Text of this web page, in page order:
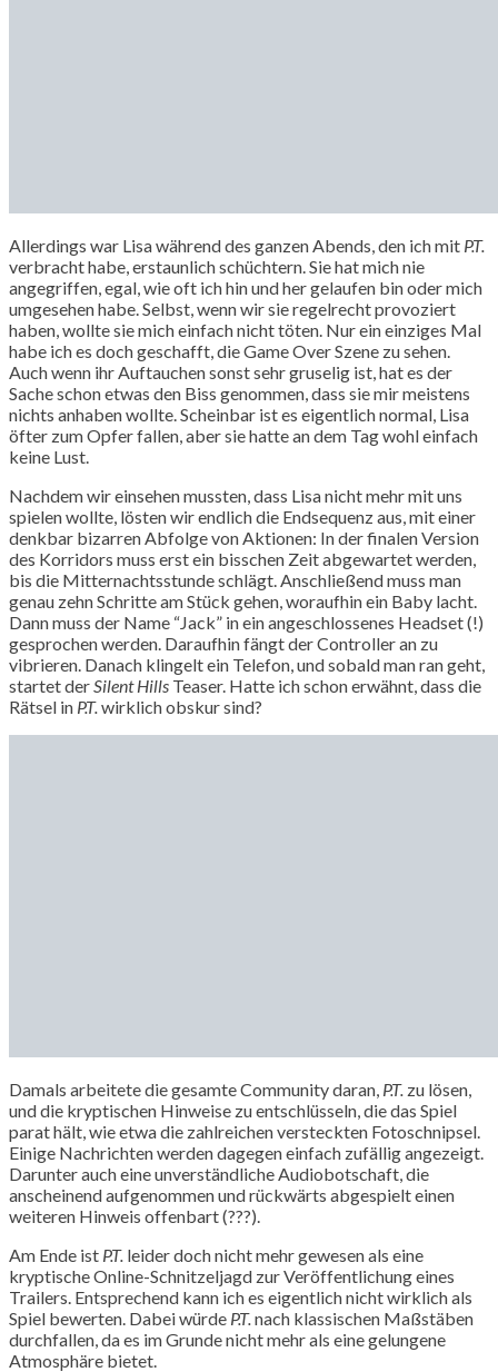
Allerdings war Lisa während des ganzen Abends, den ich mit P.T.
verbracht habe, erstaunlich schüchtern. Sie hat mich nie
angegriffen, egal, wie oft ich hin und her gelaufen bin oder mich
umgesehen habe. Selbst, wenn wir sie regelrecht provoziert
haben, wollte sie mich einfach nicht töten. Nur ein einziges Mal
habe ich es doch geschafft, die Game Over Szene zu sehen.
Auch wenn ihr Auftauchen sonst sehr gruselig ist, hat es der
Sache schon etwas den Biss genommen, dass sie mir meistens
nichts anhaben wollte. Scheinbar ist es eigentlich normal, Lisa
öfter zum Opfer fallen, aber sie hatte an dem Tag wohl einfach
keine Lust.
Nachdem wir einsehen mussten, dass Lisa nicht mehr mit uns
spielen wollte, lösten wir endlich die Endsequenz aus, mit einer
denkbar bizarren Abfolge von Aktionen: In der finalen Version
des Korridors muss erst ein bisschen Zeit abgewartet werden,
bis die Mitternachtsstunde schlägt. Anschließend muss man
genau zehn Schritte am Stück gehen, woraufhin ein Baby lacht.
Dann muss der Name “Jack” in ein angeschlossenes Headset (!)
gesprochen werden. Daraufhin fängt der Controller an zu
vibrieren. Danach klingelt ein Telefon, und sobald man ran geht,
startet der Silent Hills Teaser. Hatte ich schon erwähnt, dass die
Rätsel in P.T. wirklich obskur sind?
Damals arbeitete die gesamte Community daran, P.T. zu lösen,
und die kryptischen Hinweise zu entschlüsseln, die das Spiel
parat hält, wie etwa die zahlreichen versteckten Fotoschnipsel.
Einige Nachrichten werden dagegen einfach zufällig angezeigt.
Darunter auch eine unverständliche Audiobotschaft, die
anscheinend aufgenommen und rückwärts abgespielt einen
weiteren Hinweis offenbart (???).
Am Ende ist P.T. leider doch nicht mehr gewesen als eine
kryptische Online-Schnitzeljagd zur Veröffentlichung eines
Trailers. Entsprechend kann ich es eigentlich nicht wirklich als
Spiel bewerten. Dabei würde P.T. nach klassischen Maßstäben
durchfallen, da es im Grunde nicht mehr als eine gelungene
Atmosphäre bietet.